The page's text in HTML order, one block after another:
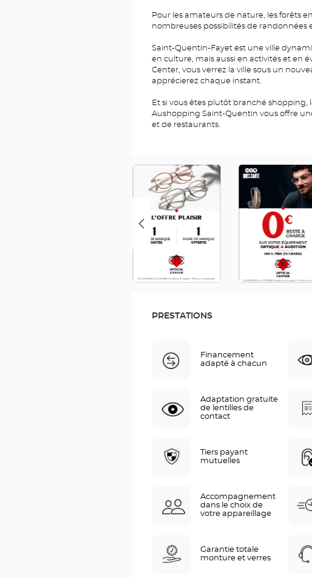
Pour les amateurs de nature, les forêts
nombreuses possibilités de randonnées
Saint-Quentin-Fayet est une ville
en culture, mais aussi en activités et en
Center, vous verrez la ville sous un
apprécierez chaque instant.
Et si vous êtes plutôt branché shopping,
Aushopping Saint-Quentin vous offre
et de restaurants.
TEST
FR
OP
PRESTATIONS
Financement
adapté à chacun
Adaptation gratuite
de lentilles de
contact
Tiers payant
mutuelles
Accompagnement
dans le choix de
votre appareillage
Garantie totale
monture et verres